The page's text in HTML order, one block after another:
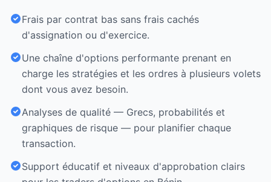
Frais par contrat bas sans frais cachés
d'assignation ou d'exercice.
Une chaîne d'options performante prenant en
charge les stratégies et les ordres à plusieurs volets
dont vous avez besoin.
Analyses de qualité — Grecs, probabilités et
graphiques de risque — pour planifier chaque
transaction.
Support éducatif et niveaux d'approbation clairs